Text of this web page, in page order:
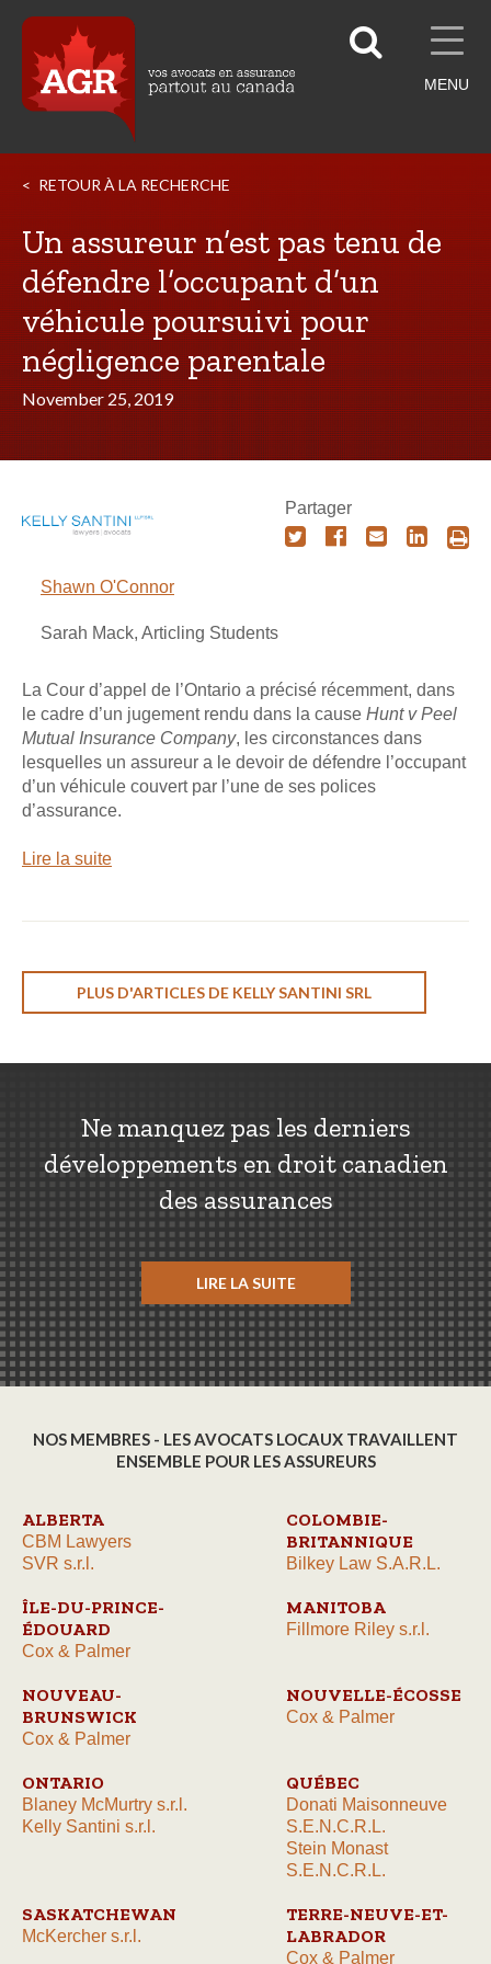
MENU
RETOUR À LA RECHERCHE
Un assureur n’est pas tenu de
défendre l’occupant d’un
véhicule poursuivi pour
négligence parentale
November 25, 2019
Shawn O'Connor
Sarah Mack, Articling Students
Partager
La Cour d’appel de l’Ontario a précisé récemment, dans
le cadre d’un jugement rendu dans la cause Hunt v Peel
Mutual Insurance Company, les circonstances dans
lesquelles un assureur a le devoir de défendre l’occupant
d’un véhicule couvert par l’une de ses polices
d’assurance.
Lire la suite
PLUS D'ARTICLES DE KELLY SANTINI SRL
Ne manquez pas les derniers
développements en droit canadien
des assurances
LIRE LA SUITE
NOS MEMBRES - LES AVOCATS LOCAUX TRAVAILLENT
ENSEMBLE POUR LES ASSUREURS
ALBERTA
CBM Lawyers
SVR s.r.l.
COLOMBIE-
BRITANNIQUE
Bilkey Law S.A.R.L.
ÎLE-DU-PRINCE-
ÉDOUARD
Cox & Palmer
MANITOBA
Fillmore Riley s.r.l.
NOUVEAU-
BRUNSWICK
Cox & Palmer
NOUVELLE-ÉCOSSE
Cox & Palmer
ONTARIO
Blaney McMurtry s.r.l.
Kelly Santini s.r.l.
QUÉBEC
Donati Maisonneuve
S.E.N.C.R.L.
Stein Monast
S.E.N.C.R.L.
SASKATCHEWAN
McKercher s.r.l.
TERRE-NEUVE-ET-
LABRADOR
Cox & Palmer